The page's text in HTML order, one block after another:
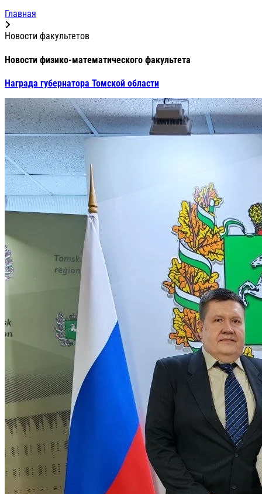
Главная
Новости факультетов
Новости физико-математического факультета
Награда губернатора Томской области